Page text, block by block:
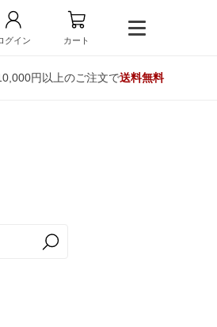
グイン カート
円以上のご注文で送料無料